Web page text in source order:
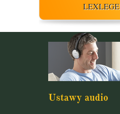
LEXLEGE
Ustawy audio